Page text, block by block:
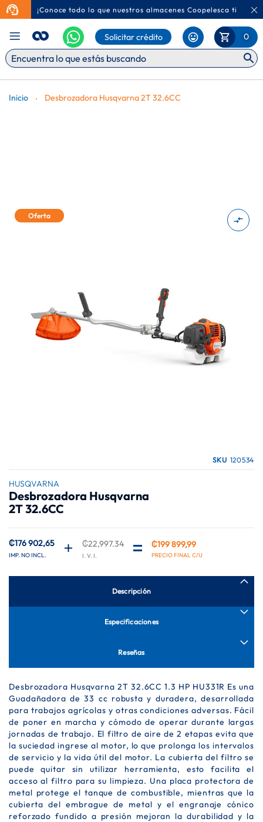
¡Conoce todo lo que nuestros almacenes Coopelesca tienen
Mi
0
Solicitar crédito
Inicio Desbrozadora Husqvarna 2T 32.6CC
Oferta
SKU 120534
HUSQVARNA
Desbrozadora Husqvarna
2T 32.6CC
Precio
especial
₡199 899,99
₡22,997.34
₡176 902,65
Saltar
comienzo
de
la
imágenes
Descripción
Desbrozadora Husqvarna 2T 32.6CC 1.3 HP HU331R Es una
Guadañadora de 33 cc robusta y duradera, desarrollada
para trabajos agrícolas y otras condiciones adversas. Fácil
de poner en marcha y cómodo de operar durante largas
jornadas de trabajo. El filtro de aire de 2 etapas evita que
la suciedad ingrese al motor, lo que prolonga los intervalos
de servicio y la vida útil del motor. La cubierta del filtro se
puede quitar sin utilizar herramienta, esto facilita el
acceso al filtro para su limpieza. Una placa protectora de
metal protege el tanque de combustible, mientras que la
cubierta del embrague de metal y el engranaje cónico
reforzado fundido a presión mejoran la durabilidad y la
Especificaciones
Reseñas